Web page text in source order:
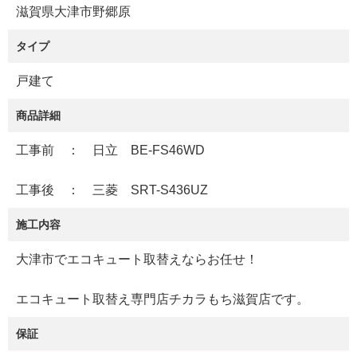
滋賀県大津市野郷原
タイプ
戸建て
商品詳細
工事前 ： 日立 BE-FS46WD
工事後 ： 三菱 SRT-S436UZ
施工内容
大津市でエコキュート取替えならお任せ！
エコキュート取替え専門店チカラもち滋賀店です。
保証